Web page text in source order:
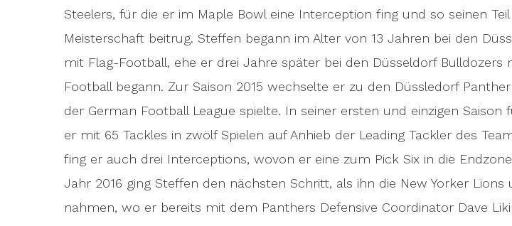
Steelers, für die er im Maple Bowl eine Interception fing und so seinen
Meisterschaft beitrug. Steffen begann im Alter von 13 Jahren bei den
mit Flag-Football, ehe er drei Jahre später bei den Düsseldorf Bulldozers
Football begann. Zur Saison 2015 wechselte er zu den Düssledorf
der German Football League spielte. In seiner ersten und einzigen Saison
er mit 65 Tackles in zwölf Spielen auf Anhieb der Leading Tackler des
fing er auch drei Interceptions, wovon er eine zum Pick Six in die
Jahr 2016 ging Steffen den nächsten Schritt, als ihn die New Yorker Lions
nahmen, wo er bereits mit dem Panthers Defensive Coordinator Dave